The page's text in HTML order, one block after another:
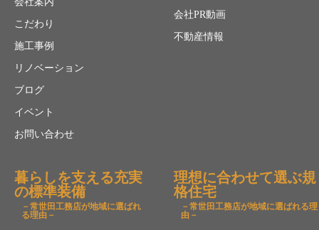
こだわり
施工事例
リノベーション
ブログ
イベント
お問い合わせ
会社PR動画
不動産情報
暮らしを支える充実
の標準装備
－常世田工務店が地域に選ばれ
る理由－
理想に合わせて選ぶ規
格住宅
－常世田工務店が地域に選ばれる理
由－